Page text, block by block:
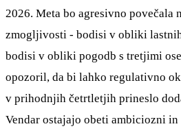
2026. Meta bo agresivno povečala
zmogljivosti - bodisi v obliki
bodisi v obliki pogodb s tretjimi
opozoril, da bi lahko regulativno
v prihodnjih četrtletjih prineslo
Vendar ostajajo obeti ambiciozni in